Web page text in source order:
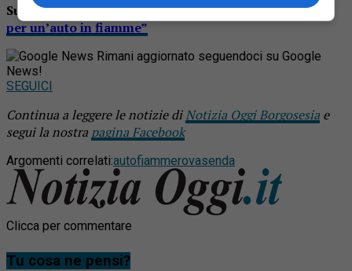
Su Prima Vercelli leggi“Attimi di paura a Rovasenda
per un’auto in fiamme”
Rimani aggiornato seguendoci su Google
News!
SEGUICI
Continua a leggere le notizie diNotizia Oggi Borgosesia e
segui la nostra pagina Facebook
Argomenti correlati:autofiammerovasenda
Clicca per commentare
Tu cosa ne pensi?